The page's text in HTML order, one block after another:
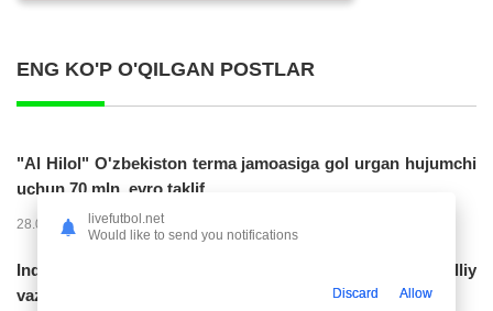
ENG KO'P O'QILGAN POSTLAR
"Al Hilol" O'zbekiston terma jamoasiga gol urgan hujumchi
uchun 70 mln. evro taklif...
28.07.2026 01:56 17309
Indoneziya prezidenti JCH-2030ga chiqishni umummilliy
vazifa deb...
livefutbol.net
Would like to send you notifications
Discard Allow